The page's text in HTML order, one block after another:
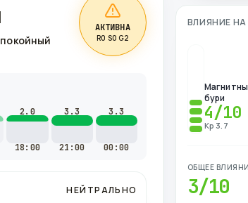
АКТИВНА
R0 S0 G2
2.0
18:00
3.3
21:00
3.3
00:00
НЕЙТРАЛЬНО
ВЛИЯНИЕ
бури
4/10
Kp 3.7
ОБЩЕЕ
3/10